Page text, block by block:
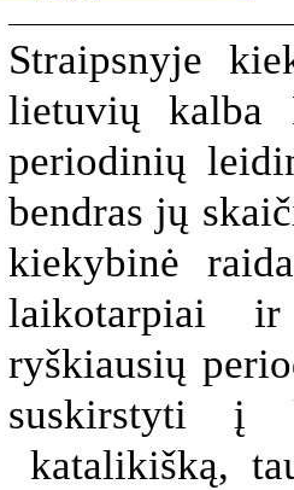
Straipsnyje
lietuvių kalba
periodinių
bendras jų
kiekybinė
laikotarpiai
ryškiausių
suskirstyti į
katalikišką,